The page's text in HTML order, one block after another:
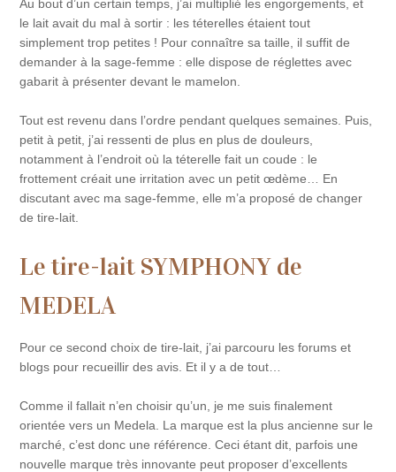
Au bout d’un certain temps, j’ai multiplié les engorgements, et
le lait avait du mal à sortir : les téterelles étaient tout
simplement trop petites ! Pour connaître sa taille, il suffit de
demander à la sage-femme : elle dispose de réglettes avec
gabarit à présenter devant le mamelon.
Tout est revenu dans l’ordre pendant quelques semaines. Puis,
petit à petit, j’ai ressenti de plus en plus de douleurs,
notamment à l’endroit où la téterelle fait un coude : le
frottement créait une irritation avec un petit œdème… En
discutant avec ma sage-femme, elle m’a proposé de changer
de tire-lait.
Le tire-lait SYMPHONY de
MEDELA
Pour ce second choix de tire-lait, j’ai parcouru les forums et
blogs pour recueillir des avis. Et il y a de tout…
Comme il fallait n’en choisir qu’un, je me suis finalement
orientée vers un Medela. La marque est la plus ancienne sur le
marché, c’est donc une référence. Ceci étant dit, parfois une
nouvelle marque très innovante peut proposer d’excellents